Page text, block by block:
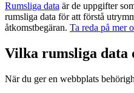
Rumsliga data är de uppgifter
rumsliga data för att förstå
åtkomstbegäran. Ta reda på mer
Vilka rumsliga data
När du ger en webbplats